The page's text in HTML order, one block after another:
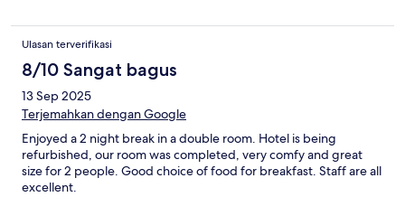
Ulasan terverifikasi
8/10 Sangat bagus
13 Sep 2025
Terjemahkan dengan Google
Enjoyed a 2 night break in a double room. Hotel is being
refurbished, our room was completed, very comfy and great
size for 2 people. Good choice of food for breakfast. Staff are all
excellent.